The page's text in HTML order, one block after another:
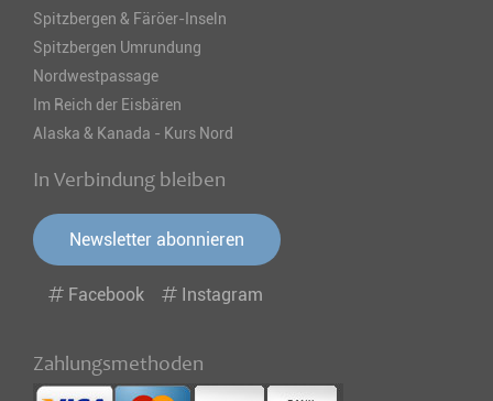
Spitzbergen & Färöer-Inseln
Spitzbergen Umrundung
Nordwestpassage
Im Reich der Eisbären
Alaska & Kanada - Kurs Nord
In Verbindung bleiben
Newsletter abonnieren
Facebook Instagram
Zahlungsmethoden